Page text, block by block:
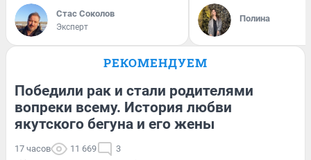
Стас Соколов
Эксперт
Полина
РЕКОМЕНДУЕМ
Победили рак и стали родителями
вопреки всему. История любви
якутского бегуна и его жены
17 часов 11 669 3